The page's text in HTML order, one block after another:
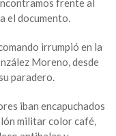
frente al
el documento.
irrumpió en la
Moreno, desde
paradero.
iban encapuchados
militar color café,